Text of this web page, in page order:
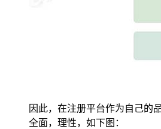
因此，在注册平台作为自己的
全面，理性，如下图：